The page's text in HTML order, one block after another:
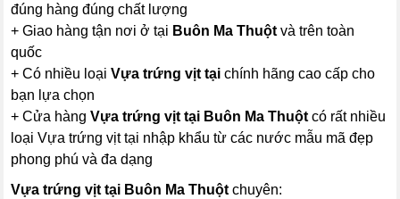
đúng hàng đúng chất lượng
+ Giao hàng tận nơi ở tại Buôn Ma Thuột và trên toàn
quốc
+ Có nhiều loạiVựa trứng vịt tại chính hãng cao cấp cho
bạn lựa chọn
+ Cửa hàngVựa trứng vịt tại Buôn Ma Thuột có rất nhiều
loại Vựa trứng vịt tại nhập khẩu từ các nước mẫu mã đẹp
phong phú và đa dạng
Vựa trứng vịt tại Buôn Ma Thuộtchuyên: